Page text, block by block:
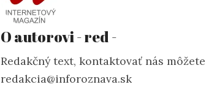
O autorovi - red -
Redakčný text, kontaktovať nás
redakcia@inforoznava.sk